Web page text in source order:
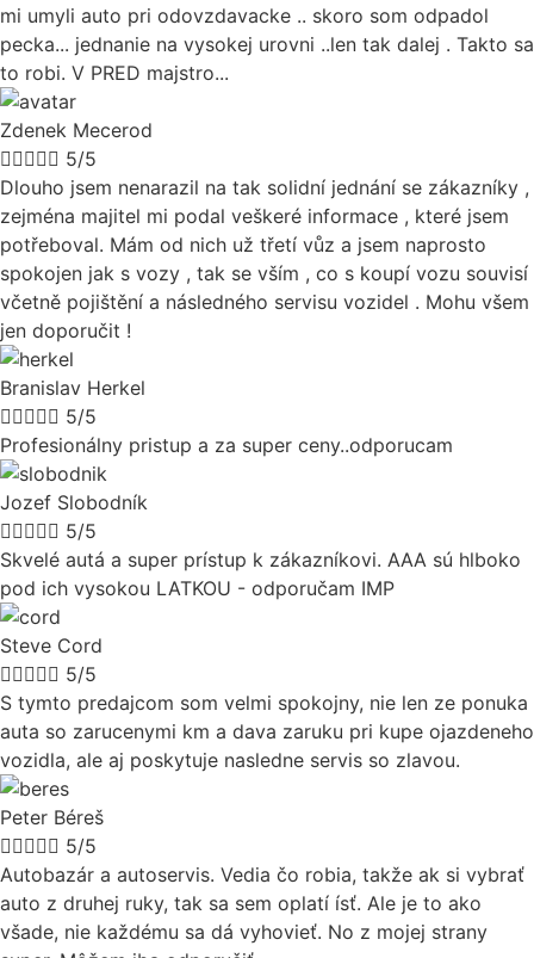
mi umyli auto pri odovzdavacke .. skoro som odpadol
pecka... jednanie na vysokej urovni ..len tak dalej . Takto sa
to robi. V PRED majstro...
Zdenek Mecerod
 5/5
Dlouho jsem nenarazil na tak solidní jednání se zákazníky ,
zejména majitel mi podal veškeré informace , které jsem
potřeboval. Mám od nich už třetí vůz a jsem naprosto
spokojen jak s vozy , tak se vším , co s koupí vozu souvisí
včetně pojištění a následného servisu vozidel . Mohu všem
jen doporučit !
Branislav Herkel
 5/5
Profesionálny pristup a za super ceny..odporucam
Jozef Slobodník
 5/5
Skvelé autá a super prístup k zákazníkovi. AAA sú hlboko
pod ich vysokou LATKOU - odporučam IMP
Steve Cord
 5/5
S tymto predajcom som velmi spokojny, nie len ze ponuka
auta so zarucenymi km a dava zaruku pri kupe ojazdeneho
vozidla, ale aj poskytuje nasledne servis so zlavou.
Peter Béreš
 5/5
Autobazár a autoservis. Vedia čo robia, takže ak si vybrať
auto z druhej ruky, tak sa sem oplatí ísť. Ale je to ako
všade, nie každému sa dá vyhovieť. No z mojej strany